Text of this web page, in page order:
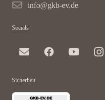
info@gkb-ev.de
Socials
Sicherheit